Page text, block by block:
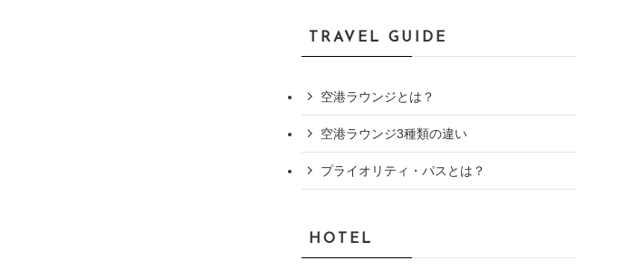
TRAVEL GUIDE
空港ラウンジとは？
空港ラウンジ3種類の違い
プライオリティ・パスとは？
HOTEL